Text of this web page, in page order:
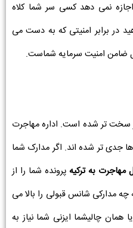
نمی دهد کسی سر شما کلاه
در برابر امنیتی که به دست می
ضامن امنیت سرمایه شماست.
سخت تر شده است. اداره مهاجرت
جدی تر شده اند. اگر مدارک شما
مهاجرت به ترکیه پرونده شما را از
مدارکی شانس قبولی را بالا می
همان چالیشما ایزنی شما نیاز به